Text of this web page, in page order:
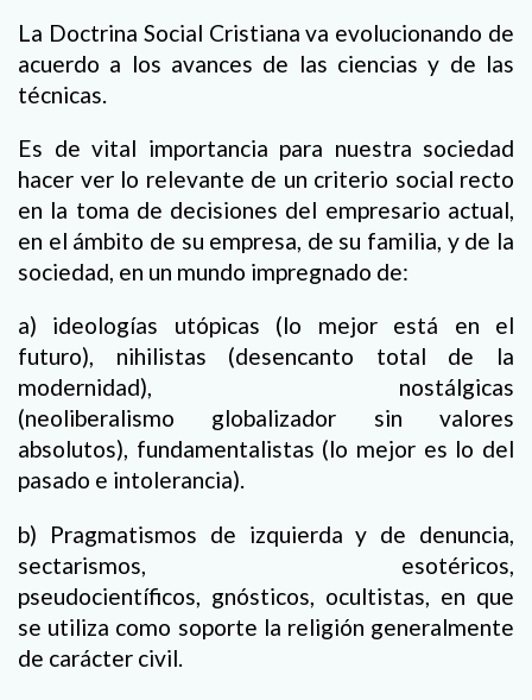
La Doctrina Social Cristiana va evolucionando de
acuerdo a los avances de las ciencias y de las
técnicas.
Es de vital importancia para nuestra sociedad
hacer ver lo relevante de un criterio social recto
en la toma de decisiones del empresario actual,
en el ámbito de su empresa, de su familia, y de la
sociedad, en un mundo impregnado de:
a) ideologías utópicas (lo mejor está en el
futuro), nihilistas (desencanto total de la
modernidad), nostálgicas
(neoliberalismo globalizador sin valores
absolutos), fundamentalistas (lo mejor es lo del
pasado e intolerancia).
b) Pragmatismos de izquierda y de denuncia,
sectarismos, esotéricos,
pseudocientíficos, gnósticos, ocultistas, en que
se utiliza como soporte la religión generalmente
de carácter civil.